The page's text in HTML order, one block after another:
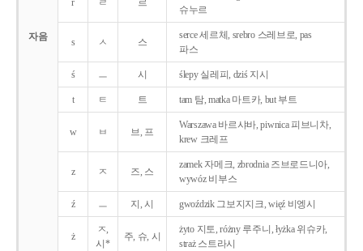
자음
r ㄹ 르
슈누르
s ㅅ 스
serce 세르체, srebro 스레브로, pas
파스
ś ㅡ 시 ślepy 실레피, dziś 지시
t ㅌ 트 tam 탐, matka 마트카, but 부트
w ㅂ 브, 프
Warszawa 바르샤바, piwnica 피브니차,
krew 크레프
z ㅈ 즈, 스
zamek 자메크, zbrodnia 즈브로드니아,
wywóz 비부스
ź ㅡ 지, 시 gwoździk 그보지지크, więź 비엥시
ż
ㅈ,
시*
주, 슈, 시
żyto 지토, różny 루주니, łyżka 위슈카,
straż 스트라시